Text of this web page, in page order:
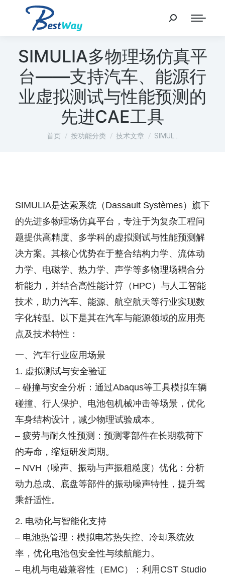
SIMULIA多物理场仿真平
台——支持汽车、能源行
业虚拟测试与性能预测的
先进CAE工具
您在这里：
首页 按功能分类 技术文章 SIMUL…
SIMULIA是达索系统（Dassault Systèmes）旗下
的先进多物理场仿真平台，专注于为复杂工程问
题提供高精度、多学科的虚拟测试与性能预测解
决方案。其核心优势在于整合结构力学、流体动
力学、电磁学、热力学、声学等多物理场耦合分
析能力，并结合高性能计算（HPC）与人工智能
技术，助力汽车、能源、航空航天等行业实现数
字化转型。以下是其在汽车与能源领域的应用亮
点及技术特性：
一、汽车行业应用场景
1. 虚拟测试与安全验证
– 碰撞与安全分析：通过Abaqus等工具模拟车辆
碰撞、行人保护、电池包机械冲击等场景，优化
车身结构设计，减少物理试验成本。
– 疲劳与耐久性预测：预测零部件在长期载荷下
的寿命，缩短研发周期。
– NVH（噪声、振动与声振粗糙度）优化：分析
动力总成、底盘等部件的振动噪声特性，提升驾
乘舒适性。
2. 电动化与智能化支持
– 电池热管理：模拟电芯热失控、冷却系统效
率，优化电池包安全性与续航能力。
– 电机与电磁兼容性（EMC）：利用CST Studio